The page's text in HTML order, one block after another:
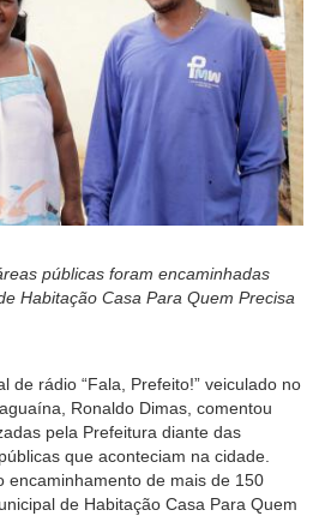
públicas foram encaminhadas
Habitação Casa Para Quem Precisa
de rádio “Fala, Prefeito!” veiculado no
Ronaldo Dimas, comentou
pela Prefeitura diante das
que aconteciam na cidade.
encaminhamento de mais de 150
de Habitação Casa Para Quem